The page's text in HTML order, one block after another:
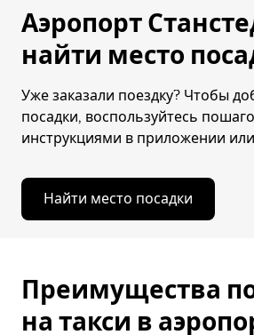
Аэропорт
найти место
Уже заказали поездку? Чтобы
посадки, воспользуйтесь
инструкциями в приложении
Найти место посадки
Преимущества
на такси в